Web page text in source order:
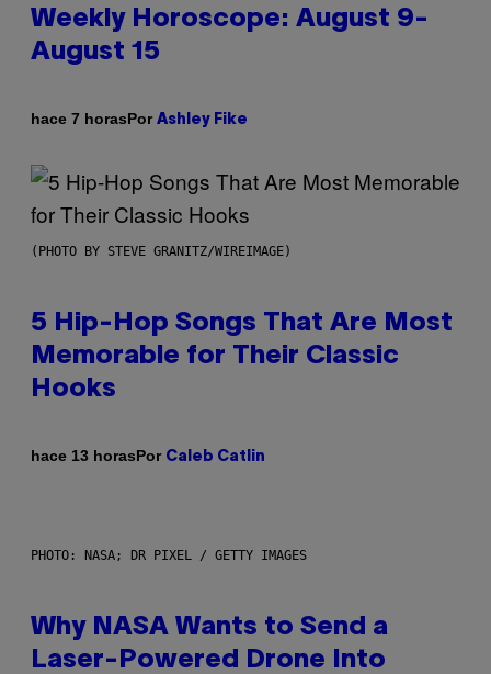
Weekly Horoscope: August 9-
August 15
hace 7 horasPor Ashley Fike
(PHOTO BY STEVE GRANITZ/WIREIMAGE)
5 Hip-Hop Songs That Are Most
Memorable for Their Classic
Hooks
hace 13 horasPor Caleb Catlin
PHOTO: NASA; DR PIXEL / GETTY IMAGES
Why NASA Wants to Send a
Laser-Powered Drone Into